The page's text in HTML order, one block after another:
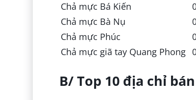
Chả mực Bá Kiến
Chả mực Bà Nụ
Chả mực Phúc
Chả mực giã tay Quang Phong
B/ Top 10 địa chỉ